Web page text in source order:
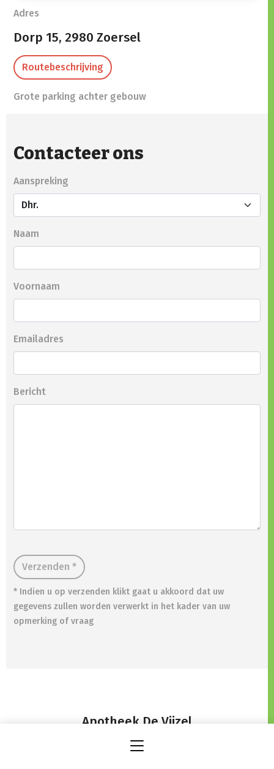
Adres
Dorp 15, 2980 Zoersel
Routebeschrijving
Grote parking achter gebouw
Contacteer ons
Aanspreking
Naam
Voornaam
Emailadres
Bericht
Verzenden *
* Indien u op verzenden klikt gaat u akkoord dat uw
gegevens zullen worden verwerkt in het kader van uw
opmerking of vraag
Apotheek De Vijzel
2980 Zoersel